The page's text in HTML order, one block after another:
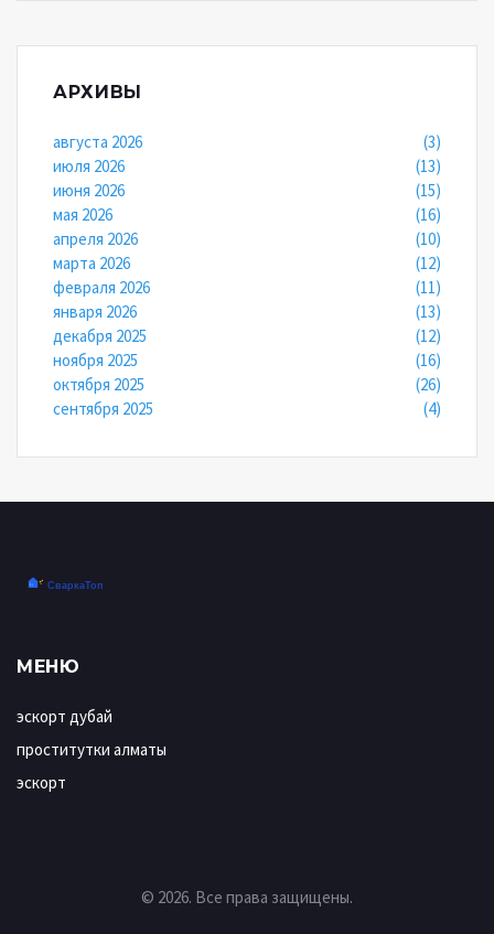
АРХИВЫ
августа 2026
(3)
июля 2026
(13)
июня 2026
(15)
мая 2026
(16)
апреля 2026
(10)
марта 2026
(12)
февраля 2026
(11)
января 2026
(13)
декабря 2025
(12)
ноября 2025
(16)
октября 2025
(26)
сентября 2025
(4)
МЕНЮ
эскорт дубай
проститутки алматы
эскорт
© 2026. Все права защищены.